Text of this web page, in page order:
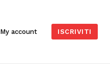
My account ISCRIVITI